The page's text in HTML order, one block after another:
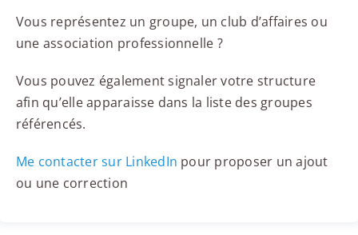
Vous représentez un groupe, un club d’affaires ou
une association professionnelle ?
Vous pouvez également signaler votre structure
afin qu’elle apparaisse dans la liste des groupes
référencés.
Me contacter sur LinkedIn pour proposer un ajout
ou une correction